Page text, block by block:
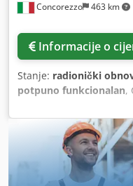
Concorezzo 463 km
Informacije o
Stanje: radionički
potpuno funkcionalan,
, DG Tech
pregled BLM Group U
pružamo procjenu,
održavanje laserskog
kvalitete. Izravno
transportom, čime